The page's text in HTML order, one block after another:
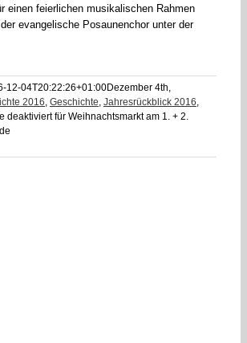
einen feierlichen musikalischen Rahmen
evangelische Posaunenchor unter der
12-04T20:22:26+01:00Dezember 4th,
2016, Geschichte, Jahresrückblick 2016,
deaktiviertfür Weihnachtsmarkt am 1. + 2.